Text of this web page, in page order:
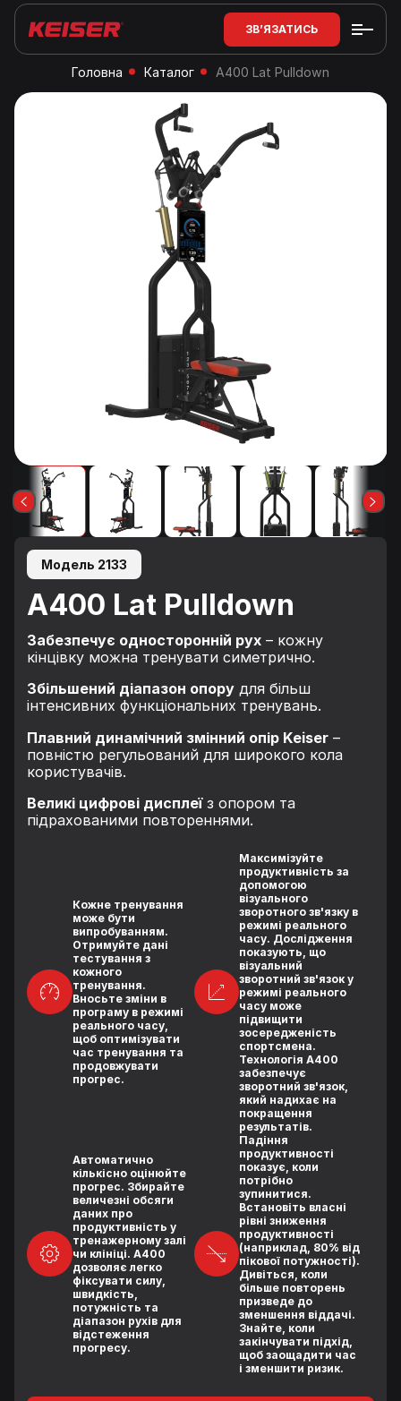
ЗВ’ЯЗАТИСЬ
Головна Каталог A400 Lat Pulldown
Модель 2133
A400 Lat Pulldown
Забезпечує односторонній рух – кожну
кінцівку можна тренувати симетрично.
Збільшений діапазон опору для більш
інтенсивних функціональних тренувань.
Плавний динамічний змінний опір Keiser –
повністю регульований для широкого кола
користувачів.
Великі цифрові дисплеїз опором та
підрахованими повтореннями.
Кожне тренування
може бути
випробуванням.
Отримуйте дані
тестування з
кожного
тренування.
Вносьте зміни в
програму в режимі
реального часу,
щоб оптимізувати
час тренування та
продовжувати
прогрес.
Максимізуйте
продуктивність за
допомогою
візуального
зворотного зв'язку в
режимі реального
часу. Дослідження
показують, що
візуальний
зворотний зв'язок у
режимі реального
часу може
підвищити
зосередженість
спортсмена.
Технологія A400
забезпечує
зворотний зв'язок,
який надихає на
покращення
результатів.
Автоматично
кількісно оцінюйте
прогрес. Збирайте
величезні обсяги
даних про
продуктивність у
тренажерному залі
чи клініці. A400
дозволяє легко
фіксувати силу,
швидкість,
потужність та
діапазон рухів для
відстеження
прогресу.
Падіння
продуктивності
показує, коли
потрібно
зупинитися.
Встановіть власні
рівні зниження
продуктивності
(наприклад, 80% від
пікової потужності).
Дивіться, коли
більше повторень
призведе до
зменшення віддачі.
Знайте, коли
закінчувати підхід,
щоб заощадити час
і зменшити ризик.